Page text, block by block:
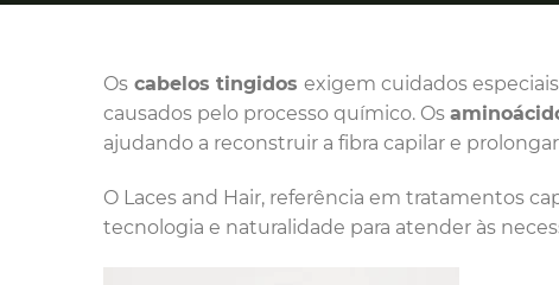
Os cabelos tingidos exigem cuidados
causados pelo processo químico. Os
ajudando a reconstruir a fibra capilar e
O Laces and Hair, referência em tratamentos
tecnologia e naturalidade para atender às